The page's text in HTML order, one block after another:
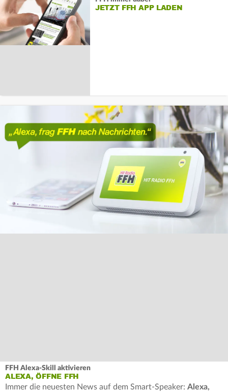
JETZT FFH APP LADEN
FFH Alexa-Skill aktivieren
ALEXA, ÖFFNE FFH
Immer die neuesten News auf dem Smart-Speaker: Alexa,